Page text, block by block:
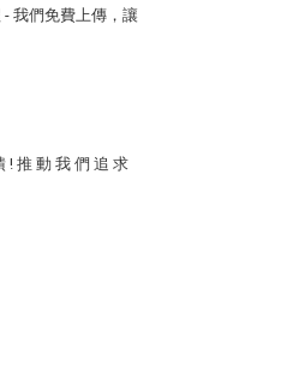
我們免費上傳，讓
! 推 動 我 們 追 求